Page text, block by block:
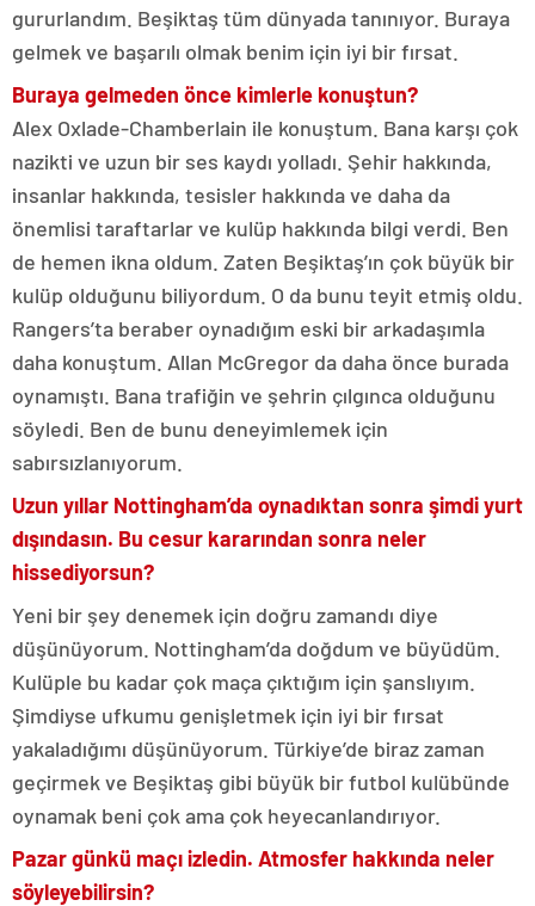
gururlandım. Beşiktaş tüm dünyada tanınıyor. Buraya
gelmek ve başarılı olmak benim için iyi bir fırsat.
Buraya gelmeden önce kimlerle konuştun?
Alex Oxlade-Chamberlain ile konuştum. Bana karşı çok
nazikti ve uzun bir ses kaydı yolladı. Şehir hakkında,
insanlar hakkında, tesisler hakkında ve daha da
önemlisi taraftarlar ve kulüp hakkında bilgi verdi. Ben
de hemen ikna oldum. Zaten Beşiktaş’ın çok büyük bir
kulüp olduğunu biliyordum. O da bunu teyit etmiş oldu.
Rangers’ta beraber oynadığım eski bir arkadaşımla
daha konuştum. Allan McGregor da daha önce burada
oynamıştı. Bana trafiğin ve şehrin çılgınca olduğunu
söyledi. Ben de bunu deneyimlemek için
sabırsızlanıyorum.
Uzun yıllar Nottingham’da oynadıktan sonra şimdi yurt
dışındasın. Bu cesur kararından sonra neler
hissediyorsun?
Yeni bir şey denemek için doğru zamandı diye
düşünüyorum. Nottingham’da doğdum ve büyüdüm.
Kulüple bu kadar çok maça çıktığım için şanslıyım.
Şimdiyse ufkumu genişletmek için iyi bir fırsat
yakaladığımı düşünüyorum. Türkiye’de biraz zaman
geçirmek ve Beşiktaş gibi büyük bir futbol kulübünde
oynamak beni çok ama çok heyecanlandırıyor.
Pazar günkü maçı izledin. Atmosfer hakkında neler
söyleyebilirsin?